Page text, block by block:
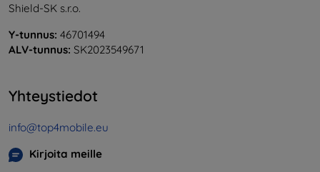
Shield-SK s.r.o.
Y-tunnus: 46701494
ALV-tunnus: SK2023549671
Yhteystiedot
info@top4mobile.eu
Kirjoita meille